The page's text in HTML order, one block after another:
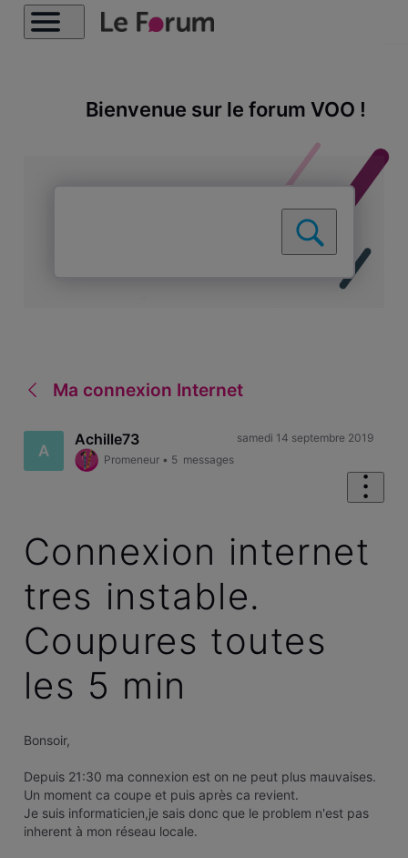
Bienvenue sur le forum VOO !
Ma connexion Internet
A
Achille73
Promeneur • 5 messages
samedi 14 septembre 2019
Connexion internet
tres instable.
Coupures toutes
les 5 min
Bonsoir,
Depuis 21:30 ma connexion est on ne peut plus mauvaises.
Un moment ca coupe et puis après ca revient.
Je suis informaticien,je sais donc que le problem n'est pas
inherent à mon réseau locale.